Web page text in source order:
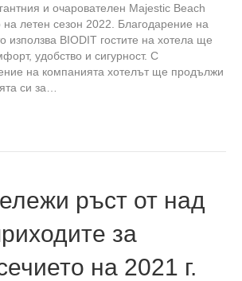
и очарователен Majestic Beach
на летен сезон 2022. Благодарение на
използва BIODIT гостите на хотела ще
удобство и сигурност. С
на компанията хотелът ще продължи
си за…
ръст от над
за
на 2021 г.